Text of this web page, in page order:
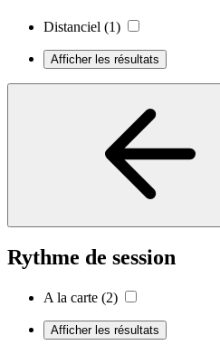
Distanciel (1)
Afficher les résultats
Rythme de session
A la carte (2)
Afficher les résultats